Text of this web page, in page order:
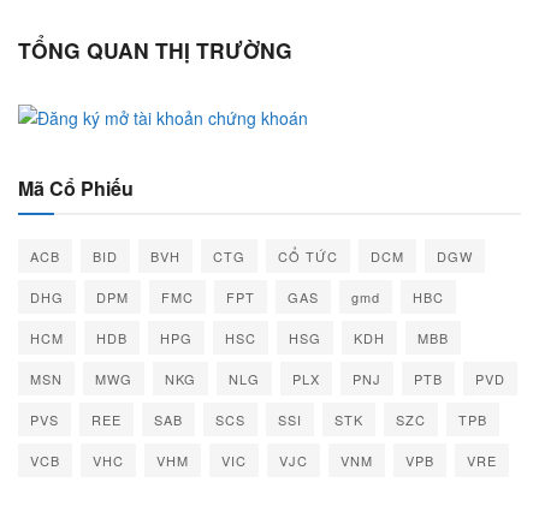
TỔNG QUAN THỊ TRƯỜNG
Mã Cổ Phiếu
ACB BID BVH CTG CỔ TỨC DCM DGW
DHG DPM FMC FPT GAS gmd HBC
HCM HDB HPG HSC HSG KDH MBB
MSN MWG NKG NLG PLX PNJ PTB PVD
PVS REE SAB SCS SSI STK SZC TPB
VCB VHC VHM VIC VJC VNM VPB VRE